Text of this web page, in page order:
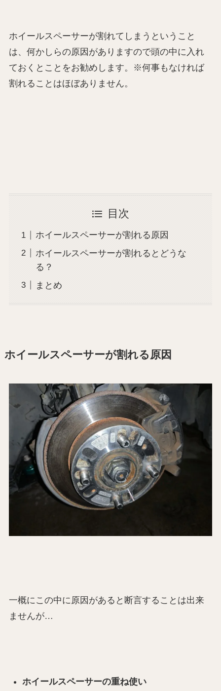
ホイールスペーサーが割れてしまうということ
は、何かしらの原因がありますので頭の中に入れ
ておくとことをお勧めします。※何事もなければ
割れることはほぼありません。
目次
ホイールスペーサーが割れる原因
ホイールスペーサーが割れるとどうな
る？
まとめ
ホイールスペーサーが割れる原因
一概にこの中に原因があると断言することは出来
ませんが…
ホイールスペーサーの重ね使い